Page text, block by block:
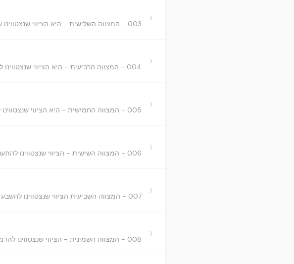
003 - המצווה השלישית - היא הציווי שנצטווינו על אהבתו יתעלה ›
004 - המצווה הרביעית - היא הציווי שנצטווינו להאמין ביראתו יתעלה ובמוראו ›
005 - המצווה החמישית - היא הציווי שנצטווינו לעבדו יתעלה ›
006 - המצווה השישית - הציווי שנצטווינו להתערב בין החכמים ולהתחבר אתם ולהתמיד ולשבת עמהם ולהשתתף עמהם ›
007 - המצווה השביעית הציווי שנצטווינו להשבע בשמו יתעלה ›
008 - המצווה השמינית - הציווי שנצטווינו להדמות לו ית' כפי יכלתנו ›